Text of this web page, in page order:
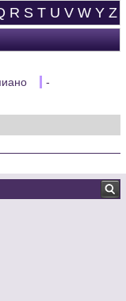
R S T U V W Y Z
-